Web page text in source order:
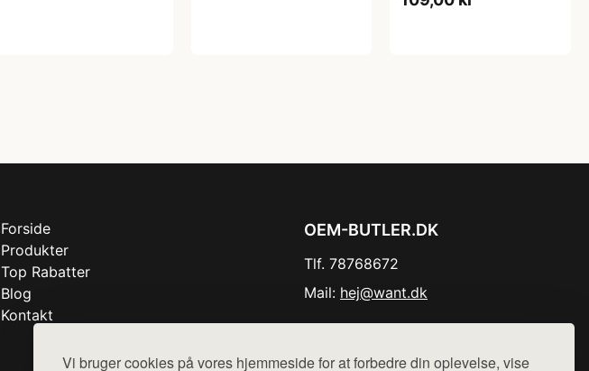
Vi bruger cookies på vores hjemmeside for at forbedre din oplevelse, vise
Forside
Produkter
Top Rabatter
Blog
Kontakt
OEM-BUTLER.DK
Tlf. 78768672
Mail: hej@want.dk